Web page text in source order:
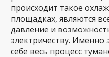
происходит такое
площадках, являются
давление и
электричеству. Именно
себе весь процесс